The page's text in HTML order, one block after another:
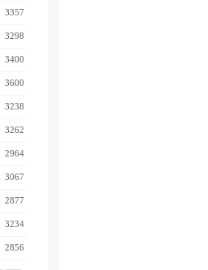
3357
3298
3400
3600
3238
3262
2964
3067
2877
3234
2856